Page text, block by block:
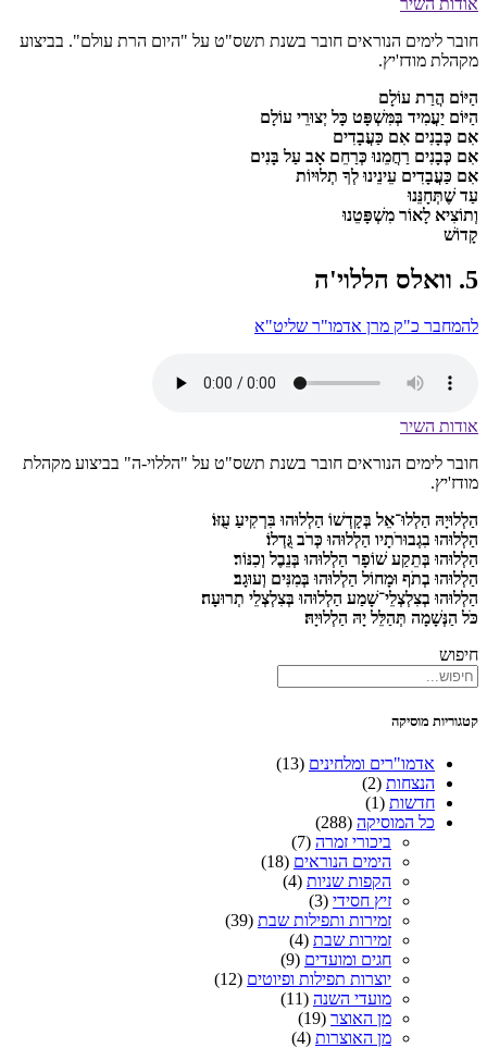
חובר לימים הנוראים חובר בשנת תשס"ט על "היום הרת עולם". בביצוע
מקהלת מודז'יץ.
הַיּוֹם הֲרַת עוֹלָם
הַיּוֹם יַעֲמִיד בְּמִּשְׁפָּט כָּל יְצוּרֵי עוֹלָם
אִם כְּבָנִים אִם כַּעֲבָדִים
אִם כְּבָנִים רַחֲמֵנוּ כְּרַחֵם אָב עַל בָּנִים
אִם כַּעֲבָדִים עֵינֵינוּ לְךָ תְלוּיוֹת
עַד שֶׁתְּחָנֵּנוּ
וְתוֹצִיא לָאוֹר מִשְׁפָּטֵנוּ
קָדוֹשׁ
5. וואלס הללוי'ה
להמחבר כ"ק מרן אדמו"ר שליט"א
אודות השיר
חובר לימים הנוראים חובר בשנת תשס"ט על "הללוי-ה" בביצוע מקהלת
מודז'יץ.
הַלְלוּיָהּ הַלְלוּ־אֵל בְּקָדְשׁוֹ הַלְלוּהוּ בִּרְקִיעַ עֻזּוֹ׃
הַלְלוּהוּ בִגְבוּרֹתָיו הַלְלוּהוּ כְּרֹב גֻּדְלוֹ׃
הַלְלוּהוּ בְּתֵקַע שׁוֹפָר הַלְלוּהוּ בְּנֵבֶל וְכִנּוֹר׃
הַלְלוּהוּ בְתֹף וּמָחוֹל הַלְלוּהוּ בְּמִנִּים וְעוּגָב׃
הַלְלוּהוּ בְצִלְצְלֵי־שָׁמַע הַלְלוּהוּ בְּצִלְצְלֵי תְרוּעָה׃
כֹּל הַנְּשָׁמָה תְּהַלֵּל יָהּ הַלְלוּיָהּ׃
חיפוש
קטגוריות מוסיקה
אדמו"רים ומלחינים (13)
הנצחות (2)
חדשות (1)
כל המוסיקה (288)
ביכורי זמרה (7)
הימים הנוראים (18)
הקפות שניות (4)
זיץ חסידי (3)
זמירות ותפילות שבת (39)
זמירות שבת (4)
חגים ומועדים (9)
יוצרות תפילות ופיוטים (12)
מועדי השנה (11)
מן האוצר (19)
מן האוצרות (4)